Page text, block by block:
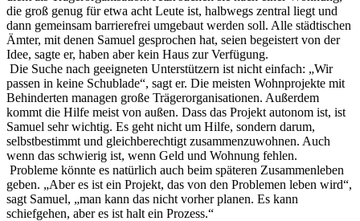
die groß genug für etwa acht Leute ist, halbwegs zentral liegt und
dann gemeinsam barrierefrei umgebaut werden soll. Alle städtischen
Ämter, mit denen Samuel gesprochen hat, seien begeistert von der
Idee, sagte er, haben aber kein Haus zur Verfügung.
Die Suche nach geeigneten Unterstützern ist nicht einfach: „Wir
passen in keine Schublade“, sagt er. Die meisten Wohnprojekte mit
Behinderten managen große Trägerorganisationen. Außerdem
kommt die Hilfe meist von außen. Dass das Projekt autonom ist, ist
Samuel sehr wichtig. Es geht nicht um Hilfe, sondern darum,
selbstbestimmt und gleichberechtigt zusammenzuwohnen. Auch
wenn das schwierig ist, wenn Geld und Wohnung fehlen.
Probleme könnte es natürlich auch beim späteren Zusammenleben
geben. „Aber es ist ein Projekt, das von den Problemen leben wird“,
sagt Samuel, „man kann das nicht vorher planen. Es kann
schiefgehen, aber es ist halt ein Prozess.“